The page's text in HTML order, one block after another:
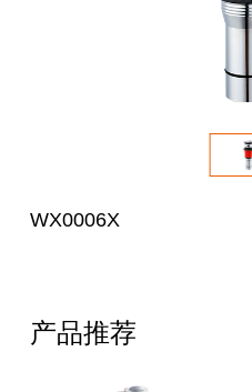
WX0006X
产品推荐